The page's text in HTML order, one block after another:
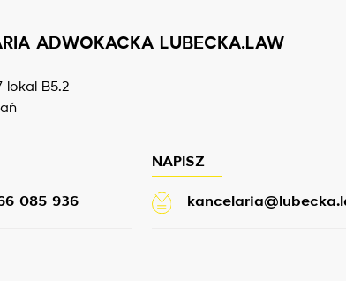
ADWOKACKA LUBECKA.LAW
lokal B5.2
085 936
NAPISZ